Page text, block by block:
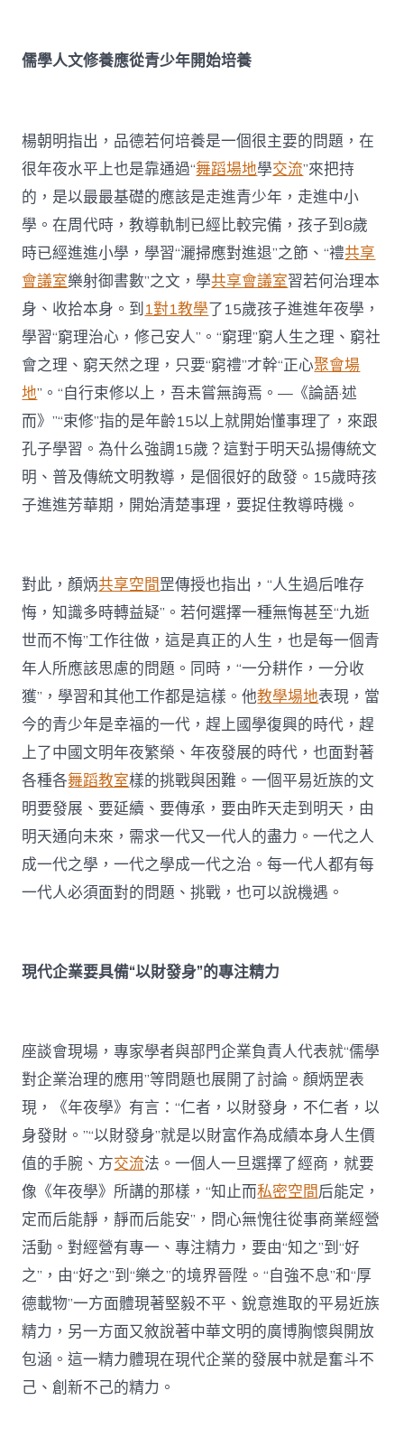
儒學人文修養應從青少年開始培養
楊朝明指出，品德若何培養是一個很主要的問題，在
很年夜水平上也是靠通過“舞蹈場地學交流”來把持
的，是以最最基礎的應該是走進青少年，走進中小
學。在周代時，教導軌制已經比較完備，孩子到8歲
時已經進進小學，學習“灑掃應對進退”之節、“禮共享
會議室樂射御書數”之文，學共享會議室習若何治理本
身、收拾本身。到1對1教學了15歲孩子進進年夜學，
學習“窮理治心，修己安人”。“窮理”窮人生之理、窮社
會之理、窮天然之理，只要“窮禮”才幹“正心聚會場
地”。“自行束修以上，吾未嘗無誨焉。—《論語·述
而》”“束修”指的是年齡15以上就開始懂事理了，來跟
孔子學習。為什么強調15歲？這對于明天弘揚傳統文
明、普及傳統文明教導，是個很好的啟發。15歲時孩
子進進芳華期，開始清楚事理，要捉住教導時機。
對此，顏炳共享空間罡傳授也指出，“人生過后唯存
悔，知識多時轉益疑”。若何選擇一種無悔甚至“九逝
世而不悔”工作往做，這是真正的人生，也是每一個青
年人所應該思慮的問題。同時，“一分耕作，一分收
獲”，學習和其他工作都是這樣。他教學場地表現，當
今的青少年是幸福的一代，趕上國學復興的時代，趕
上了中國文明年夜繁榮、年夜發展的時代，也面對著
各種各舞蹈教室樣的挑戰與困難。一個平易近族的文
明要發展、要延續、要傳承，要由昨天走到明天，由
明天通向未來，需求一代又一代人的盡力。一代之人
成一代之學，一代之學成一代之治。每一代人都有每
一代人必須面對的問題、挑戰，也可以說機遇。
現代企業要具備“以財發身”的專注精力
座談會現場，專家學者與部門企業負責人代表就“儒學
對企業治理的應用”等問題也展開了討論。顏炳罡表
現，《年夜學》有言：“仁者，以財發身，不仁者，以
身發財。”“以財發身”就是以財富作為成績本身人生價
值的手腕、方交流法。一個人一旦選擇了經商，就要
像《年夜學》所講的那樣，“知止而私密空間后能定，
定而后能靜，靜而后能安”，問心無愧往從事商業經營
活動。對經營有專一、專注精力，要由“知之”到“好
之”，由“好之”到“樂之”的境界晉陞。“自強不息”和“厚
德載物”一方面體現著堅毅不平、銳意進取的平易近族
精力，另一方面又敘說著中華文明的廣博胸懷與開放
包涵。這一精力體現在現代企業的發展中就是奮斗不
己、創新不己的精力。